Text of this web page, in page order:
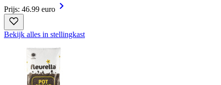
Prijs: 46.99 euro
Bekijk alles in stellingkast